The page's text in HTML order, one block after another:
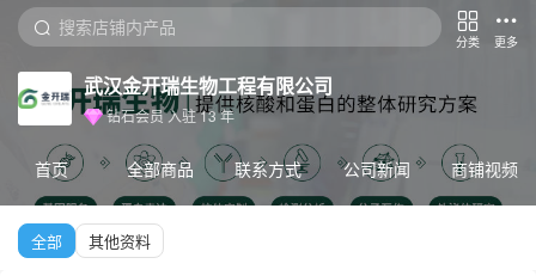
分类 更多
武汉金开瑞生物工程有限公司
钻石会员入驻13年
首页 全部商品 联系方式 公司新闻 商铺视频
全部 其他资料